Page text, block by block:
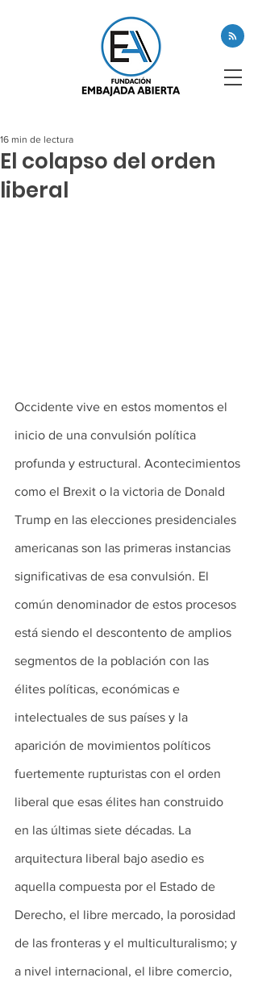
El colapso del orden
liberal
16 min de lectura
Occidente vive en estos momentos el
inicio de una convulsión política
profunda y estructural. Acontecimientos
como el Brexit o la victoria de Donald
Trump en las elecciones presidenciales
americanas son las primeras instancias
significativas de esa convulsión. El
común denominador de estos procesos
está siendo el descontento de amplios
segmentos de la población con las
élites políticas, económicas e
intelectuales de sus países y la
aparición de movimientos políticos
fuertemente rupturistas con el orden
liberal que esas élites han construido
en las últimas siete décadas. La
arquitectura liberal bajo asedio es
aquella compuesta por el Estado de
Derecho, el libre mercado, la porosidad
de las fronteras y el multiculturalismo; y
a nivel internacional, el libre comercio,